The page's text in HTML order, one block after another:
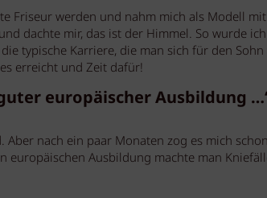
Friseur werden und nahm mich als Modell
dachte mir, das ist der Himmel. So wurde
typische Karriere, die man sich für den
erreicht und Zeit dafür!
europäischer Ausbildung
Aber nach ein paar Monaten zog es mich
europäischen Ausbildung machte man